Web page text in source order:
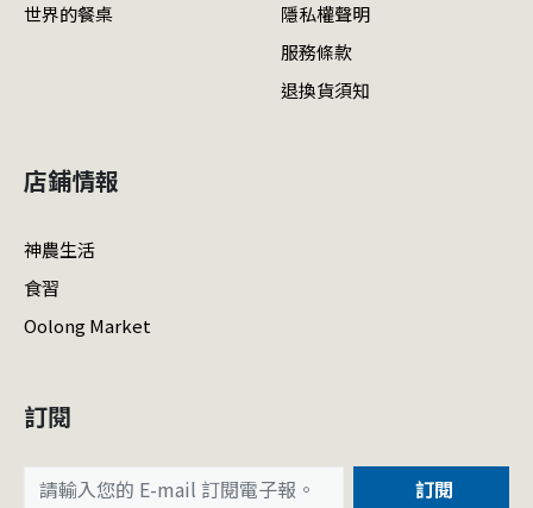
世界的餐桌
隱私權聲明
服務條款
退換貨須知
店鋪情報
神農生活
食習
Oolong Market
訂閱
訂閱